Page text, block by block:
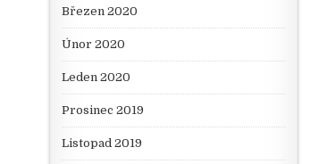
Březen 2020
Únor 2020
Leden 2020
Prosinec 2019
Listopad 2019